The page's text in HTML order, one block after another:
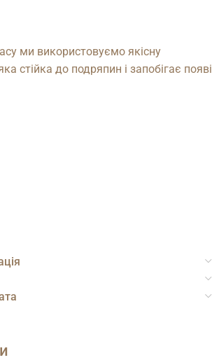
ми використовуємо якісну
стійка до подряпин і запобігає появі